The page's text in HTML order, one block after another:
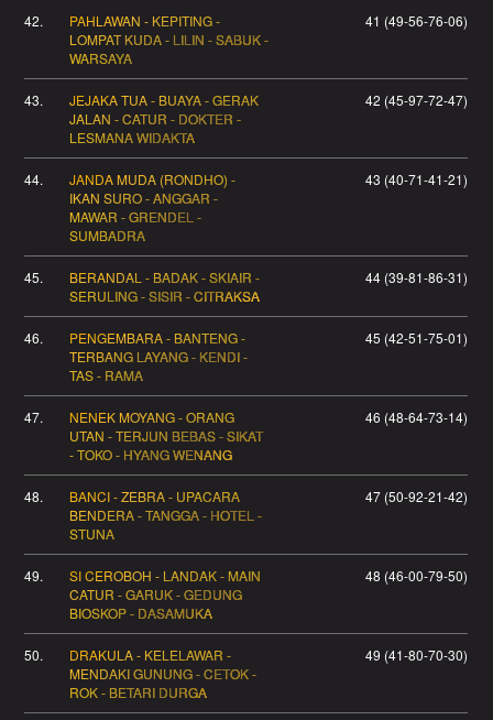
42.
PAHLAWAN - KEPITING -
LOMPAT KUDA - LILIN - SABUK -
WARSAYA
41 (49-56-76-06)
43.
JEJAKA TUA - BUAYA - GERAK
JALAN - CATUR - DOKTER -
LESMANA WIDAKTA
42 (45-97-72-47)
44.
JANDA MUDA (RONDHO) -
IKAN SURO - ANGGAR -
MAWAR - GRENDEL -
SUMBADRA
43 (40-71-41-21)
45.
BERANDAL - BADAK - SKIAIR -
SERULING - SISIR - CITRAKSA
44 (39-81-86-31)
46.
PENGEMBARA - BANTENG -
TERBANG LAYANG - KENDI -
TAS - RAMA
45 (42-51-75-01)
47.
NENEK MOYANG - ORANG
UTAN - TERJUN BEBAS - SIKAT
- TOKO - HYANG WENANG
46 (48-64-73-14)
48.
BANCI - ZEBRA - UPACARA
BENDERA - TANGGA - HOTEL -
STUNA
47 (50-92-21-42)
49.
SI CEROBOH - LANDAK - MAIN
CATUR - GARUK - GEDUNG
BIOSKOP - DASAMUKA
48 (46-00-79-50)
50.
DRAKULA - KELELAWAR -
MENDAKI GUNUNG - CETOK -
ROK - BETARI DURGA
49 (41-80-70-30)